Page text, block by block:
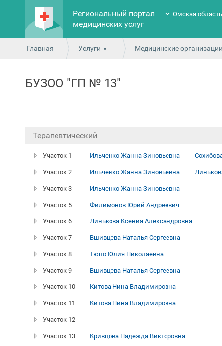
Региональный портал
медицинских услуг
Омская область
Главная Услуги Медицинские
БУЗОО "ГП № 13"
Терапевтический
Участок 1 Ильченко Жанна Зиновьевна
Участок 2 Ильченко Жанна Зиновьевна
Участок 3 Ильченко Жанна Зиновьевна
Участок 5 Филимонов Юрий Андреевич
Участок 6 Линькова Ксения Александровна
Участок 7 Вшивцева Наталья Сергеевна
Участок 8 Тюпо Юлия Николаевна
Участок 9 Вшивцева Наталья Сергеевна
Участок 10 Китова Нина Владимировна
Участок 11 Китова Нина Владимировна
Участок 12
Участок 13 Кривцова Надежда Викторовна